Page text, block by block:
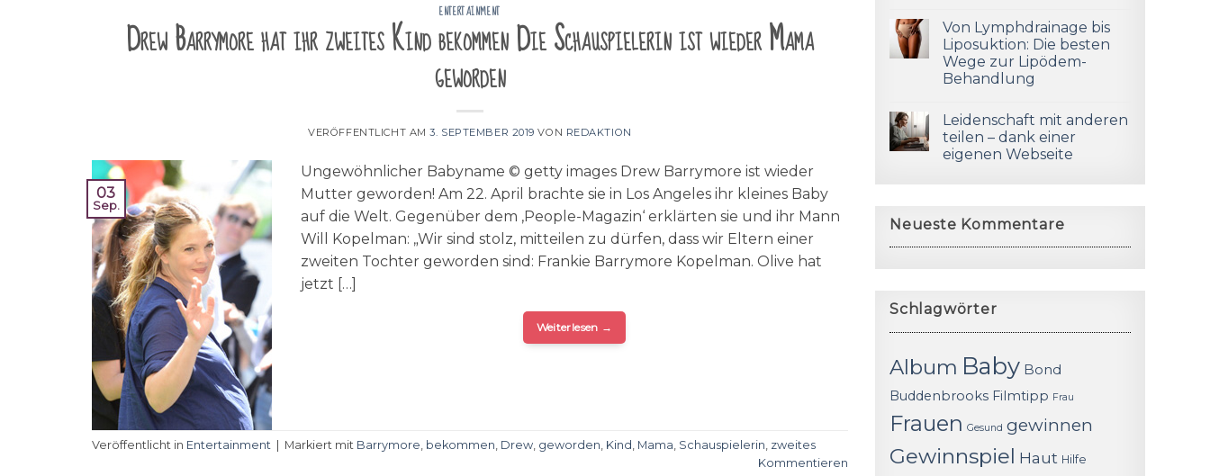
ENTERTAINMENT
Drew Barrymore hat ihr zweites Kind bekommen Die Schauspielerin ist wieder Mama
geworden
VERÖFFENTLICHT AM3. SEPTEMBER 2019 VON REDAKTION
03
Sep.
Ungewöhnlicher Babyname © getty images Drew Barrymore ist wieder
Mutter geworden! Am 22. April brachte sie in Los Angeles ihr kleines Baby
auf die Welt. Gegenüber dem ‚People-Magazin‘ erklärten sie und ihr Mann
Will Kopelman: „Wir sind stolz, mitteilen zu dürfen, dass wir Eltern einer
zweiten Tochter geworden sind: Frankie Barrymore Kopelman. Olive hat
jetzt […]
Weiterlesen →
Veröffentlicht in Entertainment Markiert mit Barrymore, bekommen, Drew, geworden, Kind , Mama, Schauspielerin, zweites
Kommentieren
Von Lymphdrainage bis
Liposuktion: Die besten
Wege zur Lipödem-
Behandlung
Leidenschaft mit anderen
teilen – dank einer
eigenen Webseite
Neueste Kommentare
Schlagwörter
Album Baby Bond
Buddenbrooks Filmtipp Frau
Frauen Gesund gewinnen
Gewinnspiel Haut Hilfe